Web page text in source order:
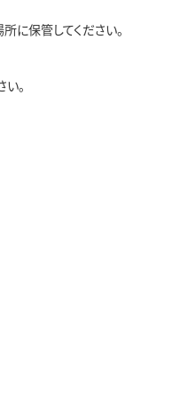
に保管してください。
。